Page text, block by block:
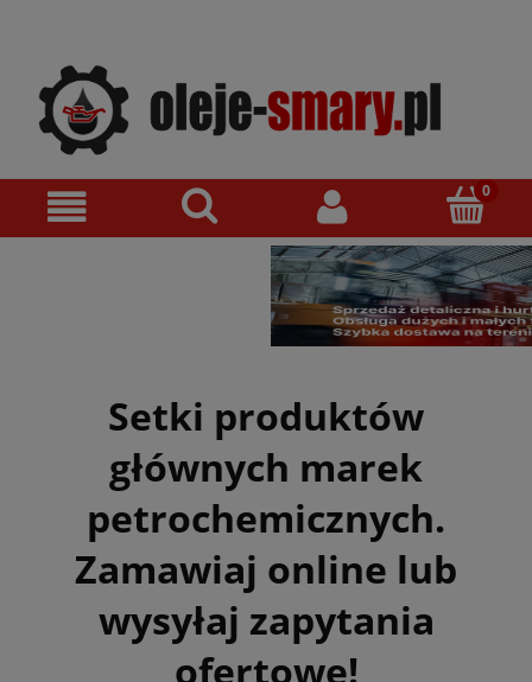
Setki produktów
głównych marek
petrochemicznych.
Zamawiaj online lub
wysyłaj zapytania
ofertowe!